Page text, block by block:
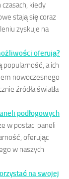
kiedy
stają się coraz
zyskuje na
oferują?
a ich
nowoczesnego
źródła światła
podłogowych
w postaci paneli
oferując
w naszych
na swojej